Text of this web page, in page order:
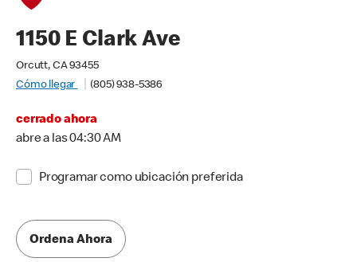
1150 E Clark Ave
Orcutt, CA 93455
Cómo llegar
(805) 938-5386
cerrado ahora
abre a las 04:30 AM
Programar como ubicación preferida
Ordena Ahora